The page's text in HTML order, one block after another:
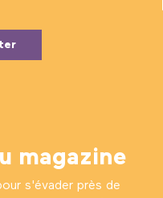
magazine
s'évader près de